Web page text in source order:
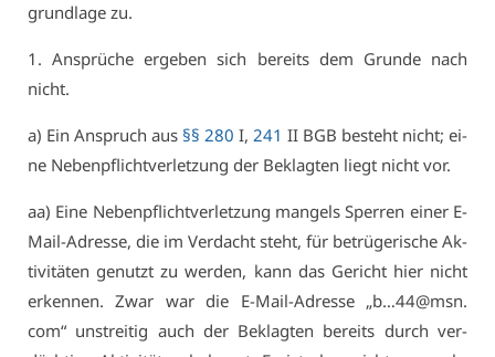
grund­la­ge zu.
1. An­sprü­che er­ge­ben sich be­reits dem Grun­de nach
nicht.
a) Ein An­spruch aus §§ 280 I, 241 II BGB be­steht nicht; ei­
ne Ne­ben­pflicht­ver­let­zung der Be­klag­ten liegt nicht vor.
aa) Ei­ne Ne­ben­pflicht­ver­let­zung man­gels Sper­ren ei­ner E-
Mail-Adres­se, die im Ver­dacht steht, für be­trü­ge­ri­sche Ak­
ti­vi­tä­ten ge­nutzt zu wer­den, kann das Ge­richt hier nicht
er­ken­nen. Zwar war die E-Mail-Adres­se „b…44@​msn.​
com“ un­strei­tig auch der Be­klag­ten be­reits durch ver­